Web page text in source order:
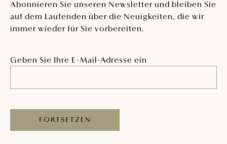
Abonnieren Sie unseren Newsletter und bleiben Sie
auf dem Laufenden über die Neuigkeiten, die wir
immer wieder für Sie vorbereiten.
Geben Sie Ihre E-Mail-Adresse ein
FORTSETZEN